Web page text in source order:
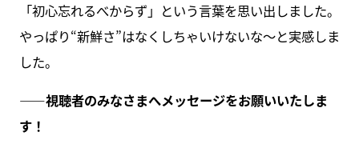
「初心忘れるべからず」という言葉を思い出しました。
やっぱり“新鮮さ”はなくしちゃいけないな〜と実感しま
した。
――視聴者のみなさまへメッセージをお願いいたしま
す！